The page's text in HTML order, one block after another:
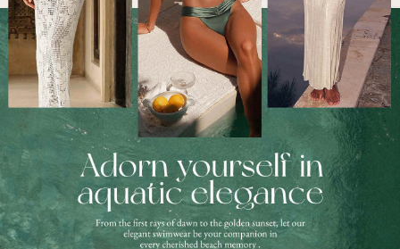
4.89 379K フォロワー
379K フォロワー